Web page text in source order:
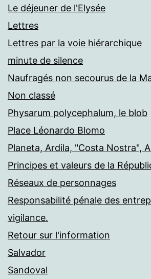
Le déjeuner de l'Elysée
Lettres
Lettres par la voie hiérarchique
minute de silence
Naufragés non secourus de la
Non classé
Physarum polycephalum, le blob
Place Léonardo Blomo
Planeta, Ardila, "Costa Nostra",
Principes et valeurs de la
Réseaux de personnages
Responsabilité pénale des
vigilance.
Retour sur l'information
Salvador
Sandoval